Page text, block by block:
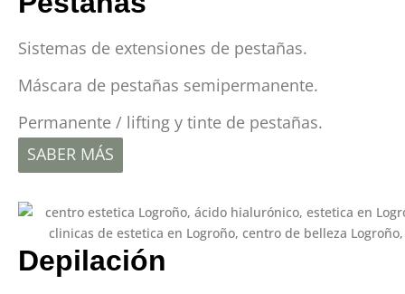
Sistemas de extensiones de pestañas.
Máscara de pestañas semipermanente.
Permanente / lifting y tinte de pestañas.
SABER MÁS
Depilación